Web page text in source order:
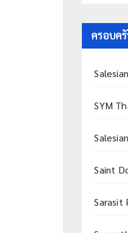
ครอบครั
SYM
Saint
Sarasit